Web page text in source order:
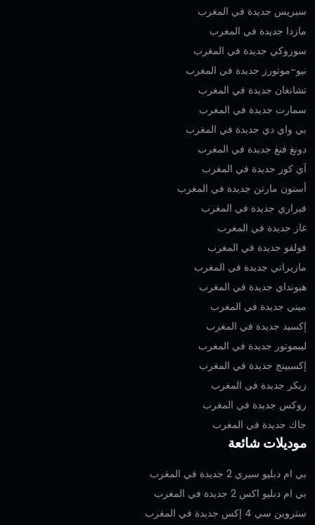
سيريس جديدة في المغرب
مازدا جديدة في المغرب
سوزوكي جديدة في المغرب
نيو-موتورز جديدة في المغرب
تشانغان جديدة في المغرب
سمارت جديدة في المغرب
بي واي دي جديدة في المغرب
دونغ فنغ جديدة في المغرب
آي كور جديدة في المغرب
أستون مارتن جديدة في المغرب
فيراري جديدة في المغرب
غاز جديدة في المغرب
فولفو جديدة في المغرب
مازيراتي جديدة في المغرب
هيونداي جديدة في المغرب
ميني جديدة في المغرب
إكسيد جديدة في المغرب
ليبموتور جديدة في المغرب
إكسبينج جديدة في المغرب
زيكر جديدة في المغرب
روكس جديدة في المغرب
جاك جديدة في المغرب
موديلات شائعة
بي ام دبليو سيري 2 جديدة في المغرب
بي ام دبليو اكس 2 جديدة في المغرب
ستروين سي 4 إكس جديدة في المغرب